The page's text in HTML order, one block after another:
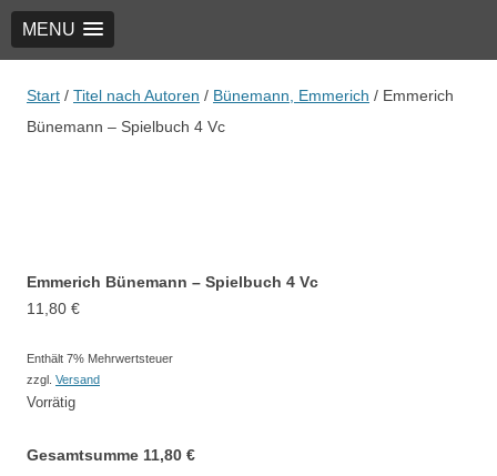
MENU
TRIO Musik Edition
Nowotny & Lamprecht OHG – Musikverlag
Start / Titel nach Autoren / Bünemann, Emmerich / Emmerich
Bünemann – Spielbuch 4 Vc
Emmerich Bünemann – Spielbuch 4 Vc
11,80 €
Enthält 7% Mehrwertsteuer
zzgl. Versand
Vorrätig
Gesamtsumme 11,80 €